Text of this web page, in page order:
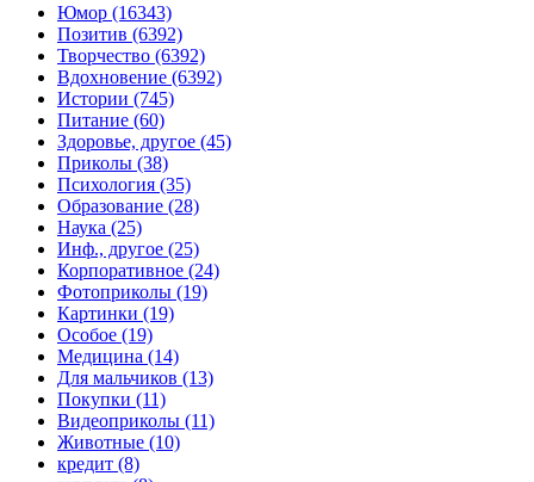
Юмор (16343)
Позитив (6392)
Творчество (6392)
Вдохновение (6392)
Истории (745)
Питание (60)
Здоровье, другое (45)
Приколы (38)
Психология (35)
Образование (28)
Наука (25)
Инф., другое (25)
Корпоративное (24)
Фотоприколы (19)
Картинки (19)
Особое (19)
Медицина (14)
Для мальчиков (13)
Покупки (11)
Видеоприколы (11)
Животные (10)
кредит (8)